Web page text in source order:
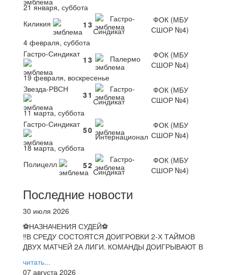
21 января, суббота
Киликия
1 3
Гастро-
Синдикат
ФОК (МБУ
СШОР №4)
4 февраля, суббота
Гастро-Синдикат
1 3 Палермо
ФОК (МБУ
СШОР №4)
19 февраля, воскресенье
Звезда-РВСН
31
Гастро-
Синдикат
ФОК (МБУ
СШОР №4)
11 марта, суббота
Гастро-Синдикат
50
Интернационал
ФОК (МБУ
СШОР №4)
18 марта, суббота
Полицелл
52
Гастро-
Синдикат
ФОК (МБУ
СШОР №4)
Последние новости
30 июля 2026
⚽НАЗНАЧЕНИЯ СУДЕЙ⚽
‼В СРЕДУ СОСТОЯТСЯ ДОИГРОВКИ 2-Х ТАЙМОВ
ДВУХ МАТЧЕЙ 2А ЛИГИ. КОМАНДЫ ДОИГРЫВАЮТ В
читать...
07 августа 2026